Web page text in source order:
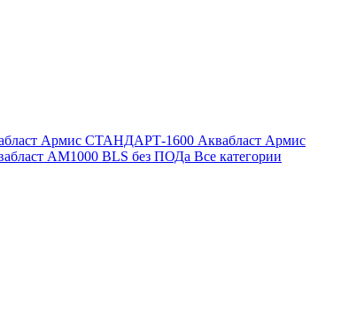
Армис СТАНДАРТ-1600 Аквабласт Армис
AM1000 BLS без ПОДа Все категории